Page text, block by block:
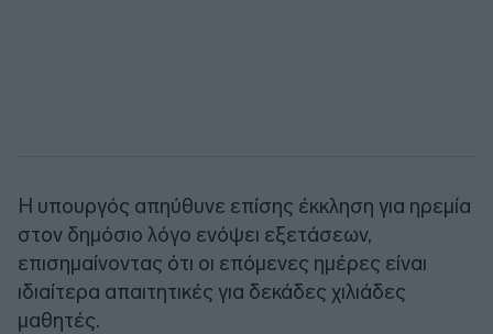
Η υπουργός απηύθυνε επίσης έκκληση για ηρεμία
στον δημόσιο λόγο ενόψει εξετάσεων,
επισημαίνοντας ότι οι επόμενες ημέρες είναι
ιδιαίτερα απαιτητικές για δεκάδες χιλιάδες
μαθητές.